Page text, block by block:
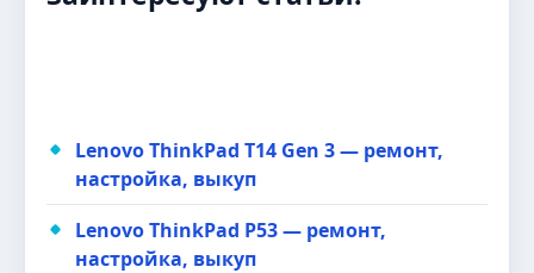
Lenovo ThinkPad T14 Gen 3 — ремонт,
настройка, выкуп
Lenovo ThinkPad P53 — ремонт,
настройка, выкуп